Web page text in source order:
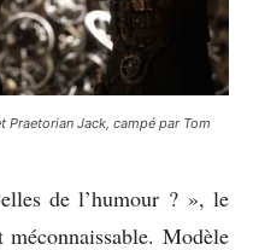
Praetorian Jack, campé par Tom
de l’humour ? », le
Modèle